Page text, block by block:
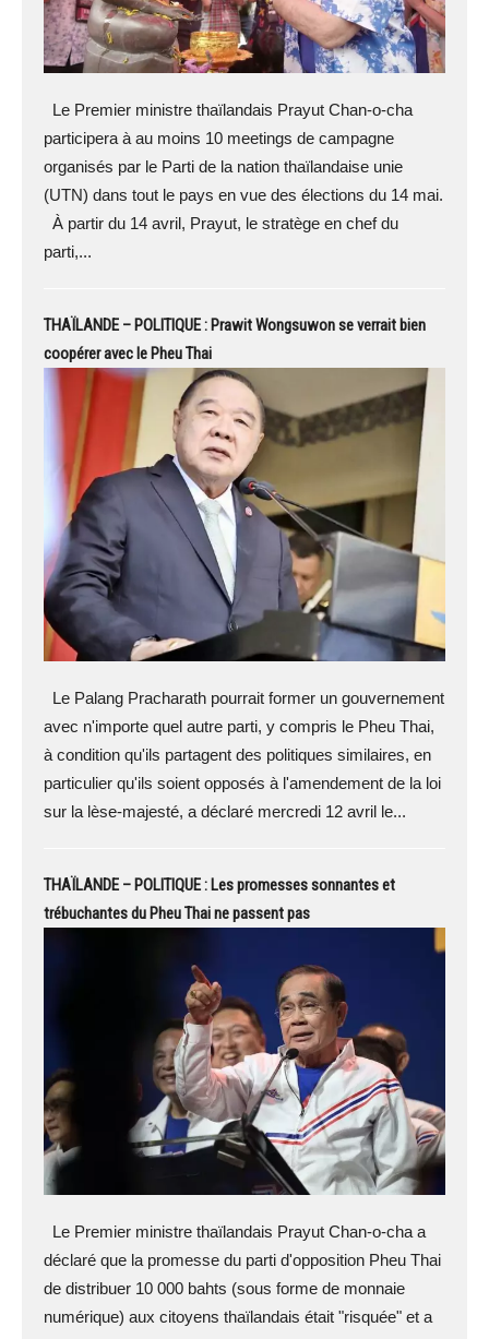
Le Premier ministre thaïlandais Prayut Chan-o-cha
participera à au moins 10 meetings de campagne
organisés par le Parti de la nation thaïlandaise unie
(UTN) dans tout le pays en vue des élections du 14 mai.
À partir du 14 avril, Prayut, le stratège en chef du
parti,...
THAÏLANDE – POLITIQUE : Prawit Wongsuwon se verrait bien
coopérer avec le Pheu Thai
Le Palang Pracharath pourrait former un gouvernement
avec n'importe quel autre parti, y compris le Pheu Thai,
à condition qu'ils partagent des politiques similaires, en
particulier qu'ils soient opposés à l'amendement de la loi
sur la lèse-majesté, a déclaré mercredi 12 avril le...
THAÏLANDE – POLITIQUE : Les promesses sonnantes et
trébuchantes du Pheu Thai ne passent pas
Le Premier ministre thaïlandais Prayut Chan-o-cha a
déclaré que la promesse du parti d'opposition Pheu Thai
de distribuer 10 000 bahts (sous forme de monnaie
numérique) aux citoyens thaïlandais était "risquée" et a